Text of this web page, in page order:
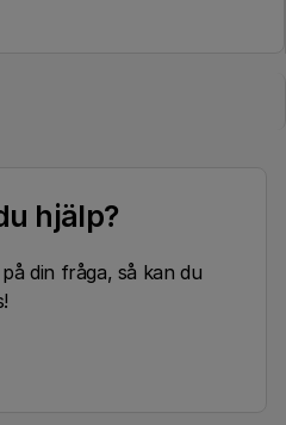
hjälp?
din fråga, så kan du